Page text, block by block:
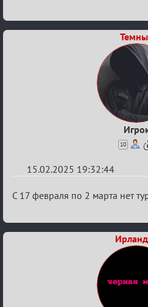
10
15.02.2025 19:32:44
Re:
жатва
С 17 февраля по 2 марта нет